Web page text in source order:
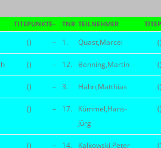
TITEPUNKTE– TNR TEILNEHMER TITE
() – 1. Quast,Marcel
() – 12. Benning,Martin
() – 3. Hahn,Matthias
() – 17.
Kümmel,Hans-
Jürg
() – 14. Kalkowski,Peter